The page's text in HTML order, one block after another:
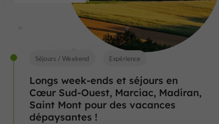
Séjours / Weekend Expérience
Longs week-ends et séjours en
Cœur Sud-Ouest, Marciac, Madiran,
Saint Mont pour des vacances
dépaysantes !